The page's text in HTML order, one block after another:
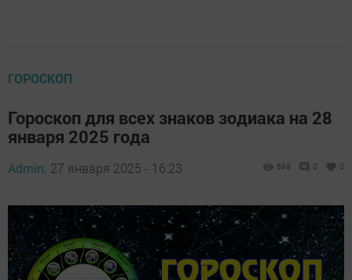
ГОРОСКОП
Гороскоп для всех знаков зодиака на 28
января 2025 года
Admin, 27 января 2025 - 16:23 698 0 0